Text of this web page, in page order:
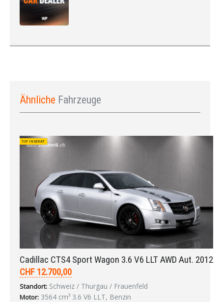
Ähnliche Fahrzeuge
TOP INSERAT
Cadillac CTS4 Sport Wagon 3.6 V6 LLT AWD Aut. 2012
CHF 12.700,00
Standort: Schweiz / Thurgau / Frauenfeld
Motor: 3564 cm³ 3.6 V6 LLT, Benzin